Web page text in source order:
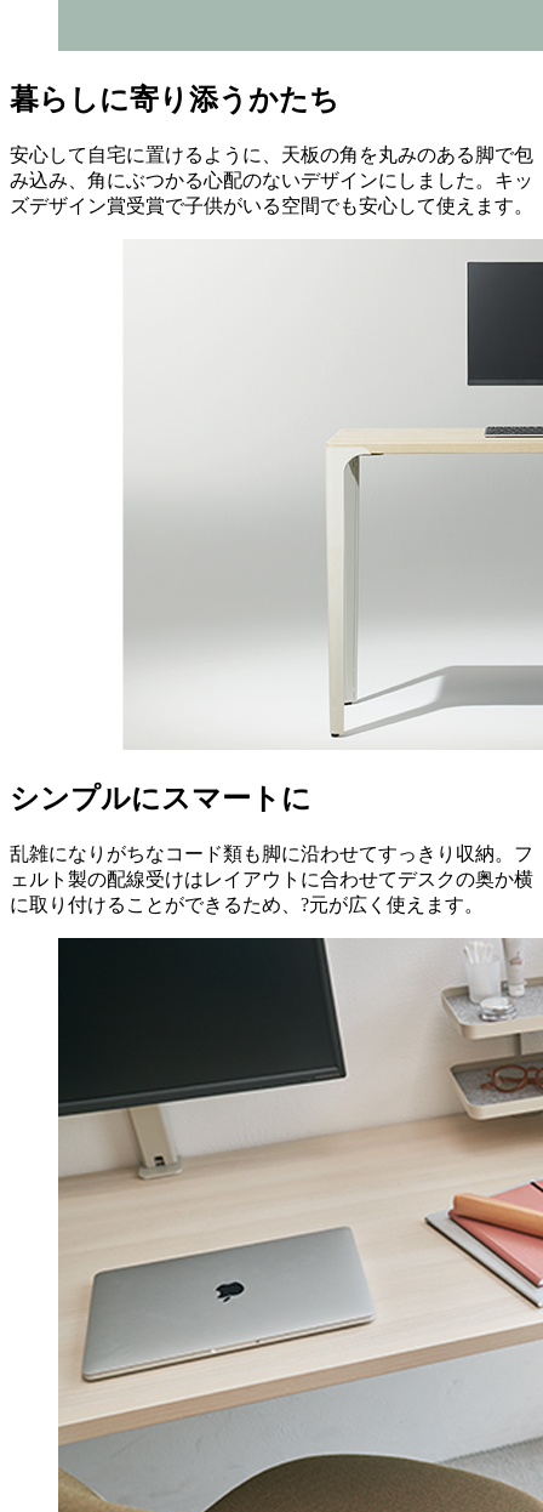
暮らしに寄り添うかたち
安心して自宅に置けるように、天板の角を丸みのある脚で包
み込み、角にぶつかる心配のないデザインにしました。キッ
ズデザイン賞受賞で子供がいる空間でも安心して使えます。
シンプルにスマートに
乱雑になりがちなコード類も脚に沿わせてすっきり収納。フ
ェルト製の配線受けはレイアウトに合わせてデスクの奥か横
に取り付けることができるため、?元が広く使えます。